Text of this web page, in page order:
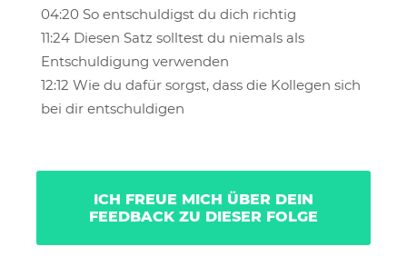
04:20 So entschuldigst du dich richtig
11:24 Diesen Satz solltest du niemals als
Entschuldigung verwenden
12:12 Wie du dafür sorgst, dass die Kollegen sich
bei dir entschuldigen
ICH FREUE MICH ÜBER DEIN
FEEDBACK ZU DIESER FOLGE